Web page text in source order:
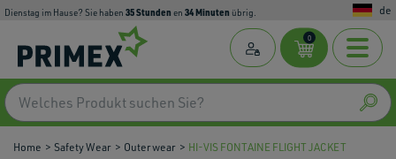
Dienstag im Hause? Sie haben 35Stunden en 34Minuten übrig. de
0
Home Safety Wear Outerwear HI-VIS FONTAINE FLIGHT JACKET